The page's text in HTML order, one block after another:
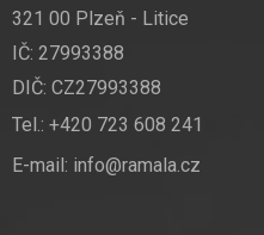
321 00 Plzeň - Litice
IČ: 27993388
DIČ: CZ27993388
Tel.: +420 723 608 241
E-mail: info@ramala.cz